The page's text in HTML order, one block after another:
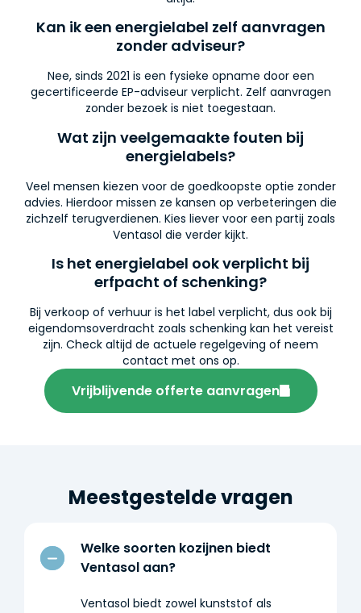
Kan ik een energielabel zelf aanvragen
zonder adviseur?
Nee, sinds 2021 is een fysieke opname door een
gecertificeerde EP-adviseur verplicht. Zelf aanvragen
zonder bezoek is niet toegestaan.
Wat zijn veelgemaakte fouten bij
energielabels?
Veel mensen kiezen voor de goedkoopste optie zonder
advies. Hierdoor missen ze kansen op verbeteringen die
zichzelf terugverdienen. Kies liever voor een partij zoals
Ventasol die verder kijkt.
Is het energielabel ook verplicht bij
erfpacht of schenking?
Bij verkoop of verhuur is het label verplicht, dus ook bij
eigendomsoverdracht zoals schenking kan het vereist
zijn. Check altijd de actuele regelgeving of neem
contact met ons op.
Vrijblijvende offerte aanvragen
Meestgestelde vragen
Welke soorten kozijnen biedt
Ventasol aan?
Ventasol biedt zowel kunststof als